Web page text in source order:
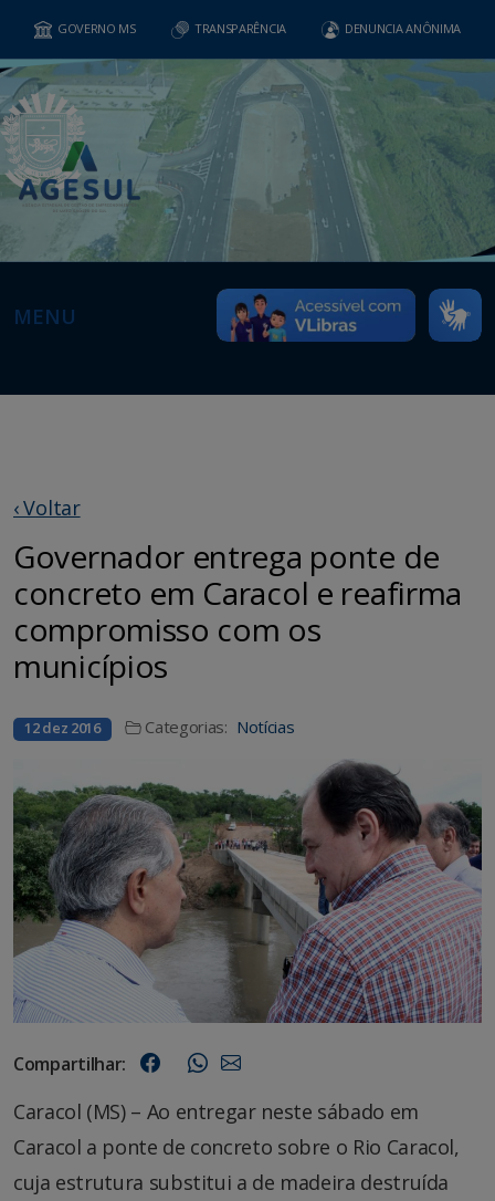
GOVERNO MS TRANSPARÊNCIA DENUNCIA ANÔNIMA
MENU
‹ Voltar
Governador entrega ponte de
concreto em Caracol e reafirma
compromisso com os
municípios
12 dez 2016 Categorias: Notícias
Compartilhar:
Caracol (MS) – Ao entregar neste sábado em
Caracol a ponte de concreto sobre o Rio Caracol,
cuja estrutura substitui a de madeira destruída